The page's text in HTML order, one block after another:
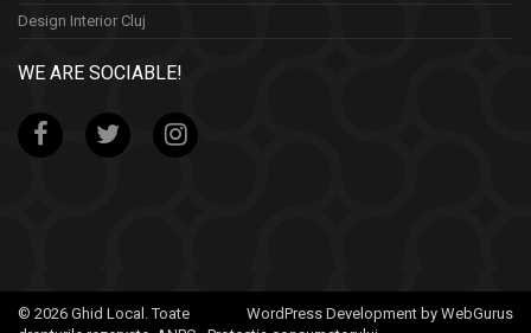
Design Interior Cluj
WE ARE SOCIABLE!
WordPress Development by WebGurus
© 2026 Ghid Local. Toate